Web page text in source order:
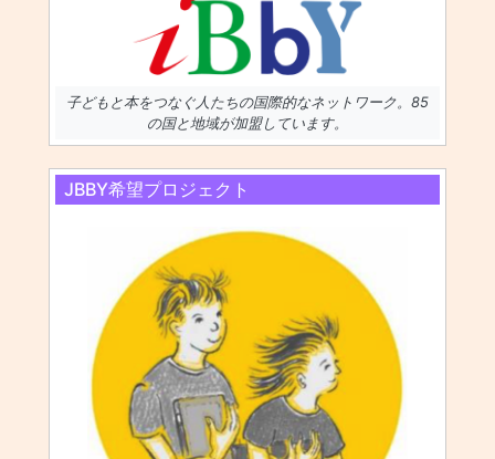
子どもと本をつなぐ人たちの国際的なネットワーク。85
の国と地域が加盟しています。
JBBY希望プロジェクト